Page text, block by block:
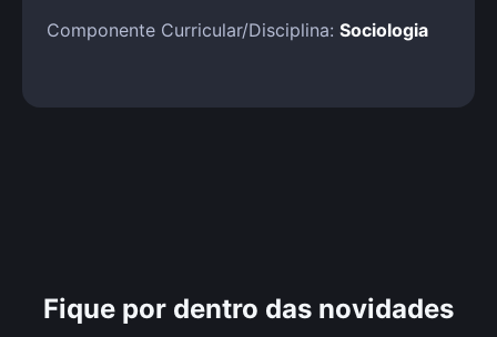
Componente Curricular/Disciplina: Sociologia
Fique por dentro das novidades